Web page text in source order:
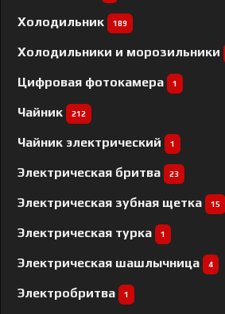
Холодильник 189
Холодильники и морозильники
Цифровая фотокамера 1
Чайник 212
Чайник электрический 1
Электрическая бритва 23
Электрическая зубная щетка 15
Электрическая турка 1
Электрическая шашлычница 4
Электробритва 1